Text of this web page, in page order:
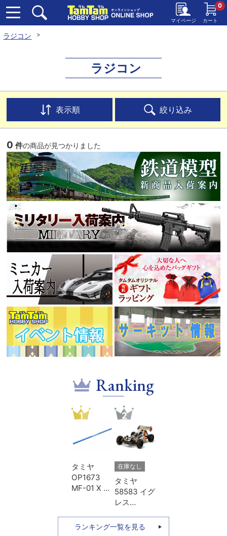
マイページ カート
0
ラジコン
ラジコン
表示順 絞り込み
0 件の商品が見つかりました
Ranking
1
タミヤ
OP1673
MF-01 X ア
Lホイール
ベース用
2
在庫なし
タミヤ
58583 イグ
レス
本体キット
ランキング一覧を見る